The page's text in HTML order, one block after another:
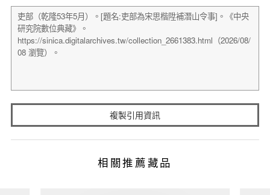
複製引用資訊
相關推薦藏品